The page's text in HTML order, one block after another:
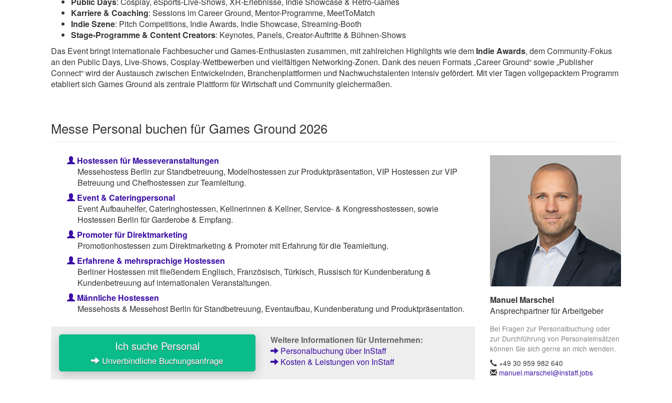
Karriere & Coaching: Sessions im Career Ground, Mentor-Programme, MeetToMatch
Indie Szene: Pitch Competitions, Indie Awards, Indie Showcase, Streaming-Booth
Stage-Programme & Content Creators: Keynotes, Panels, Creator-Auftritte & Bühnen-Shows
Das Event bringt internationale Fachbesucher und Games‑Enthusiasten zusammen, mit zahlreichen Highlights wie dem Indie Awards, dem Community-Fokus
an den Public Days, Live-Shows, Cosplay-Wettbewerben und vielfältigen Networking-Zonen. Dank des neuen Formats „Career Ground“ sowie „Publisher
Connect“ wird der Austausch zwischen Entwickelnden, Branchenplattformen und Nachwuchstalenten intensiv gefördert. Mit vier Tagen vollgepacktem Programm
etabliert sich Games Ground als zentrale Plattform für Wirtschaft und Community gleichermaßen.
Messe Personal buchen für Games Ground 2026
Hostessen für Messeveranstaltungen
Messehostess Berlin zur Standbetreuung, Modelhostessen zur Produktpräsentation, VIP Hostessen zur VIP
Betreuung und Chefhostessen zur Teamleitung.
Event & Cateringpersonal
Event Aufbauhelfer, Cateringhostessen, Kellnerinnen & Kellner, Service- & Kongresshostessen, sowie
Hostessen Berlin für Garderobe & Empfang.
Promoter für Direktmarketing
Promotionhostessen zum Direktmarketing & Promoter mit Erfahrung für die Teamleitung.
Erfahrene & mehrsprachige Hostessen
Berliner Hostessen mit fließendem Englisch, Französisch, Türkisch, Russisch für Kundenberatung &
Kundenbetreuung auf internationalen Veranstaltungen.
Männliche Hostessen
Messehosts & Messehost Berlin für Standbetreuung, Eventaufbau, Kundenberatung und Produktpräsentation.
Ich suche Personal
Unverbindliche Buchungsanfrage
Weitere Informationen für Unternehmen:
Personalbuchung über InStaff
Kosten & Leistungen von InStaff
Manuel Marschel
Ansprechpartner für Arbeitgeber
Bei Fragen zur Personalbuchung oder
zur Durchführung von Personaleinsätzen
können Sie sich gerne an mich wenden.
+49 30 959 982 640
manuel.marschel@instaff.jobs